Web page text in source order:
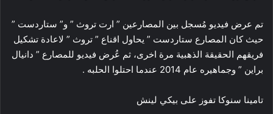
تم عرض فيديو مُسجل بين المصارعين ” ارت تروث ” و” ستاردست ”
حيث كان المصارع ستاردست ” يحاول اقناع ” تروث ” لاعادة تشكيل
فريقهم الحقيقة الذهبية مرة اخرى، ثم عُرض فيديو للمصارع ” دانيال
براين ” وجماهيره عام 2014 عندما احتلوا الحلبه .
تامينا سنوكا تفوز على بيكي لينش